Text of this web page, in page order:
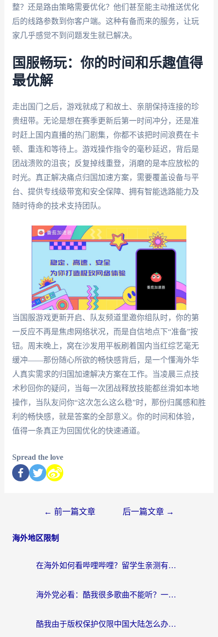
整？还是路由策略需要优化？他们甚至能主动推送优化
后的线路参数到你客户端。这种有备而来的服务，让玩
家几乎感觉不到问题发生就已解决。
国服畅玩：你的时间和乐趣值得
最优解
走出国门之后，游戏就成了和故土、亲朋保持连接的珍
贵纽带。无论是想在赛季更新后第一时间冲分，还是准
时赶上国内直播的热门剧集，你都不该把时间浪费在卡
顿、重连和等待上。游戏操作指令的毫秒延迟，背后是
团战溃败的沮丧；反复掉线重登，消磨的是本应放松的
时光。真正解决痛点归国加速方案，需要覆盖设备与平
台、提供专线级带宽和安全保障、拥有智能选路能力及
随时待命的技术支持团队。
当国服游戏更新开启、队友频道里邀你组队时，你的第
一反应不再是焦虑网络状况，而是自信地点下“准备”按
钮。周末晚上，窝在沙发用平板刷着国内当红综艺毫无
缓冲——那份随心所欲的畅快感背后，是一个懂海外华
人真实需求的归国加速解决方案在工作。当凌晨三点技
术秒回你的疑问，当每一次团战释放技能都丝滑如本地
操作，当队友问你“这次怎么这么稳”时，那份归属感和胜
利的畅快感，就是答案的全部意义。你的时间和体验，
值得一条真正为回国优化的快速通道。
Spread the love
← 前一篇文章 后一篇文章 →
海外地区限制
在海外如何看哔哩哔哩？留学生亲测有效的回国加速指南
海外党必看：酷我很多歌曲不能听？一招解决优酷版权限制+B站地域问题！
酷我由于版权保护仅限中国大陆怎么办？海外党亲测有效的解锁指南